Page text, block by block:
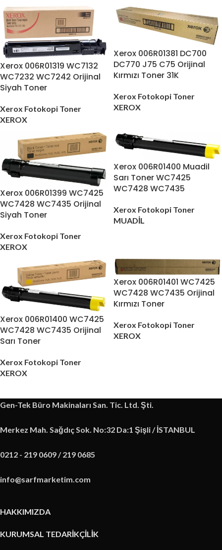
Xerox 006R01319 WC7132
WC7232 WC7242 Orijinal
Siyah Toner
Xerox Fotokopi Toner
XEROX
Xerox 006R01381 DC700
DC770 J75 C75 Orijinal
Kırmızı Toner 31K
Xerox Fotokopi Toner
XEROX
Xerox 006R01399 WC7425
WC7428 WC7435 Orijinal
Siyah Toner
Xerox Fotokopi Toner
XEROX
Xerox 006R01400 Muadil
Sarı Toner WC7425
WC7428 WC7435
Xerox Fotokopi Toner
MUADİL
Xerox 006R01400 WC7425
WC7428 WC7435 Orijinal
Sarı Toner
Xerox Fotokopi Toner
XEROX
Xerox 006R01401 WC7425
WC7428 WC7435 Orijinal
Kırmızı Toner
Xerox Fotokopi Toner
XEROX
Gen-Tek Büro Makinaları San. Tic. Ltd. Şti.
Merkez Mah. Sağdıç Sok. No:32 Da:1 Şişli / İSTANBUL
0212 - 219 0609 / 219 0685
info@sarfmarketim.com
HAKKIMIZDA
KURUMSAL TEDARİKÇİLİK